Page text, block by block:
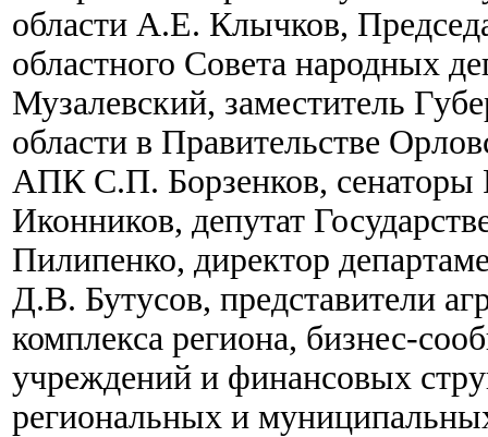
области А.Е. Клычков,
областного Совета народных
Музалевский, заместитель
области в Правительстве
АПК С.П. Борзенков,
Иконников, депутат
Пилипенко, директор
Д.В. Бутусов, представители
комплекса региона, бизнес-
учреждений и финансовых
региональных и